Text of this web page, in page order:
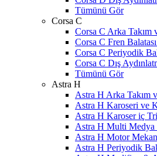
Tümünü Gör
Corsa C
Corsa C Arka Takım
Corsa C Fren
Corsa C Periyodik
Corsa C Dış
Tümünü Gör
Astra H
Astra H Arka Takım
Astra H Karoseri ve
Astra H Karoser iç
Astra H Multi Medya
Astra H Motor
Astra H Periyodik